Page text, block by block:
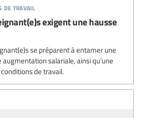
de travail
exigent une hausse
se préparent à entamer une
salariale, ainsi qu’une
de travail.